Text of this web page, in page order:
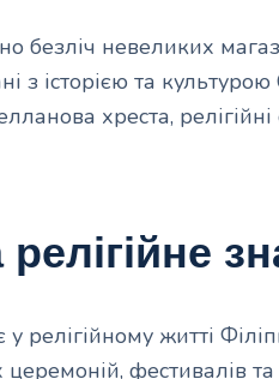
безліч невеликих
з історією та
хреста, релігійні
релігійному житті
фестивалів та